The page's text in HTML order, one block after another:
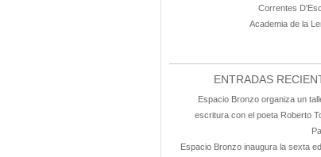
Correntes
Academia de la
ENTRADAS
Espacio Bronzo organiza un
escritura con el poeta Roberto
Espacio Bronzo inaugura la sexta